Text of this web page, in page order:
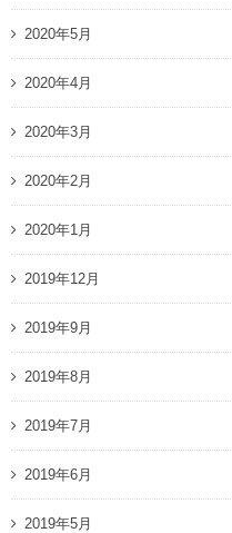
2020年5月
2020年4月
2020年3月
2020年2月
2020年1月
2019年12月
2019年9月
2019年8月
2019年7月
2019年6月
2019年5月